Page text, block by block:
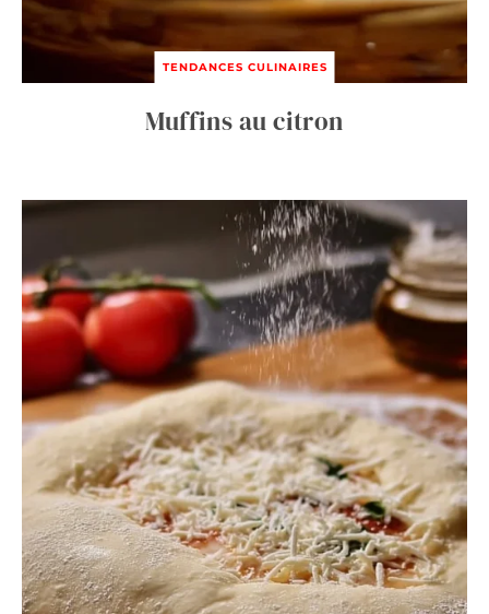
TENDANCES CULINAIRES
Muffins au citron